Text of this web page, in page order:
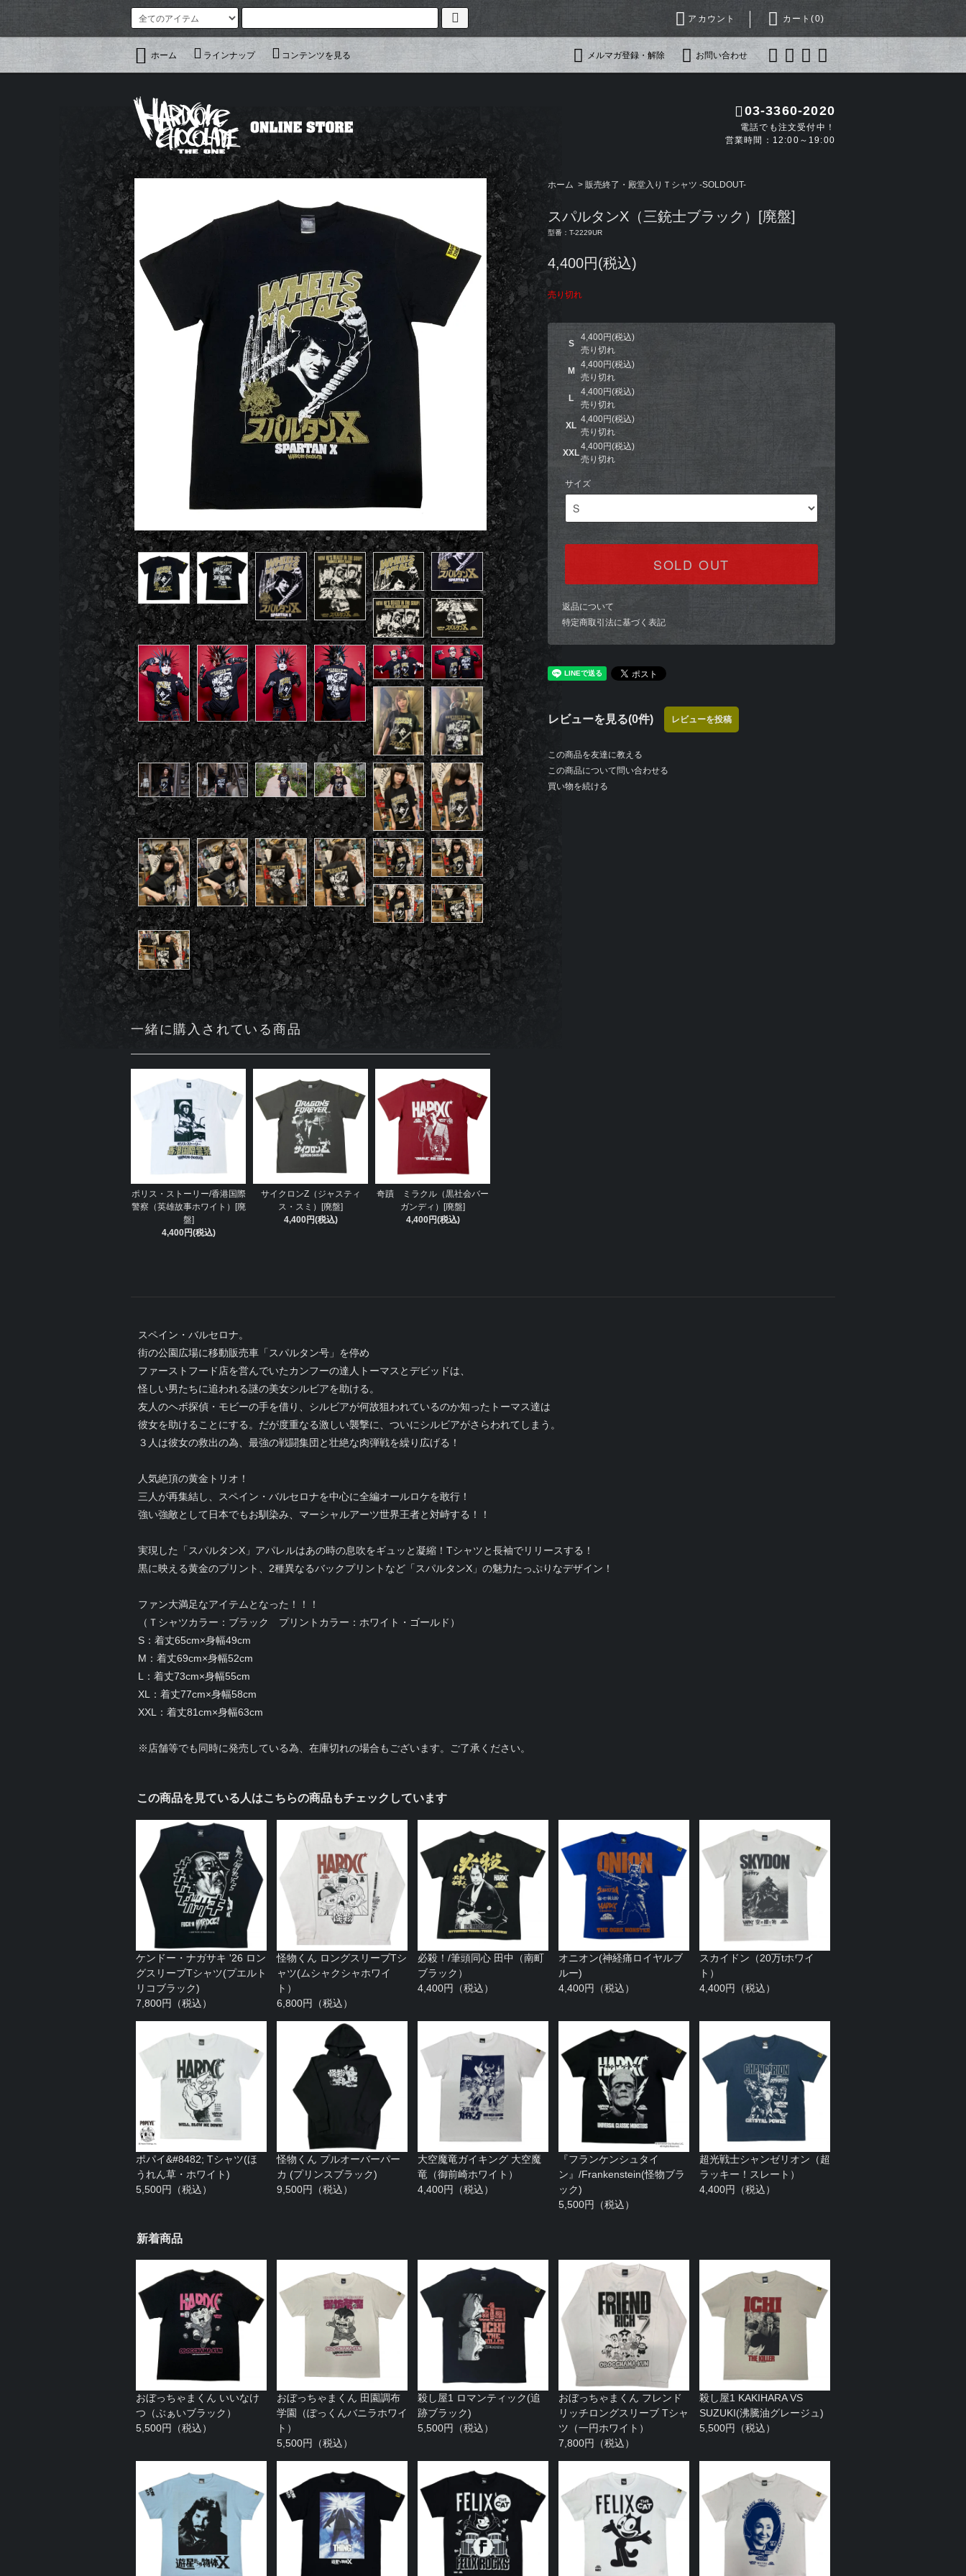
アカウント カート(0)
ホーム ラインナップ コンテンツを見る メルマガ登録・解除 お問い合わせ
03-3360-2020
電話でも注文受付中！
営業時間：12:00～19:00
一緒に購入されている商品
ポリス・ストーリー/香港国際
警察（英雄故事ホワイト）[廃
盤]
4,400円(税込)
サイクロンZ（ジャスティ
ス・スミ）[廃盤]
4,400円(税込)
奇蹟 ミラクル（黒社会バー
ガンディ）[廃盤]
4,400円(税込)
ホーム > 販売終了・殿堂入りＴシャツ -SOLDOUT-
スパルタンX（三銃士ブラック）[廃盤]
型番：T-2229UR
4,400円(税込)
売り切れ
S
4,400円(税込)
売り切れ
M
4,400円(税込)
売り切れ
L
4,400円(税込)
売り切れ
XL
4,400円(税込)
売り切れ
XXL
4,400円(税込)
売り切れ
サイズ
SOLD OUT
返品について
特定商取引法に基づく表記
レビューを見る(0件) レビューを投稿
この商品を友達に教える
この商品について問い合わせる
買い物を続ける
スペイン・バルセロナ。
街の公園広場に移動販売車「スパルタン号」を停め
ファーストフード店を営んでいたカンフーの達人トーマスとデビッドは、
怪しい男たちに追われる謎の美女シルビアを助ける。
友人のヘボ探偵・モビーの手を借り、シルビアが何故狙われているのか知ったトーマス達は
彼女を助けることにする。だが度重なる激しい襲撃に、ついにシルビアがさらわれてしまう。
３人は彼女の救出の為、最強の戦闘集団と壮絶な肉弾戦を繰り広げる！
人気絶頂の黄金トリオ！
三人が再集結し、スペイン・バルセロナを中心に全編オールロケを敢行！
強い強敵として日本でもお馴染み、マーシャルアーツ世界王者と対峙する！！
実現した「スパルタンX」アパレルはあの時の息吹をギュッと凝縮！Tシャツと長袖でリリースする！
黒に映える黄金のプリント、2種異なるバックプリントなど「スパルタンX」の魅力たっぷりなデザイン！
ファン大満足なアイテムとなった！！！
（Ｔシャツカラー：ブラック プリントカラー：ホワイト・ゴールド）
S：着丈65cm×身幅49cm
M：着丈69cm×身幅52cm
L：着丈73cm×身幅55cm
XL：着丈77cm×身幅58cm
XXL：着丈81cm×身幅63cm
※店舗等でも同時に発売している為、在庫切れの場合もございます。ご了承ください。
この商品を見ている人はこちらの商品もチェックしています
ケンドー・ナガサキ '26 ロン
グスリーブTシャツ(プエルト
リコブラック)
7,800円（税込）
怪物くん ロングスリーブTシ
ャツ(ムシャクシャホワイ
ト）
6,800円（税込）
必殺！/筆頭同心 田中（南町
ブラック）
4,400円（税込）
オニオン(神経痛ロイヤルブ
ルー)
4,400円（税込）
スカイドン（20万tホワイ
ト）
4,400円（税込）
ポパイ&#8482; Tシャツ(ほ
うれん草・ホワイト)
5,500円（税込）
怪物くん プルオーバーパー
カ (プリンスブラック)
9,500円（税込）
大空魔竜ガイキング 大空魔
竜（御前崎ホワイト）
4,400円（税込）
『フランケンシュタイ
ン』/Frankenstein(怪物ブラ
ック)
5,500円（税込）
超光戦士シャンゼリオン（超
ラッキー！スレート）
4,400円（税込）
新着商品
おぼっちゃまくん いいなけ
つ（ぶぁいブラック）
5,500円（税込）
おぼっちゃまくん 田園調布
学園（ぽっくんバニラホワイ
ト）
5,500円（税込）
殺し屋1 ロマンティック(追
跡ブラック)
5,500円（税込）
おぼっちゃまくん フレンド
リッチロングスリーブ Tシャ
ツ（一円ホワイト）
7,800円（税込）
殺し屋1 KAKIHARA VS
SUZUKI(沸騰油グレージュ)
5,500円（税込）